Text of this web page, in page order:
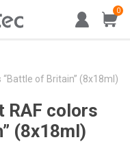
0
“Battle of Britain” (8x18ml)
RAF colors
(8x18ml)